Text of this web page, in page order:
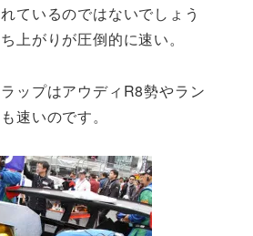
ているのではないでしょう
上がりが圧倒的に速い。
ップはアウディR8勢やラン
速いのです。